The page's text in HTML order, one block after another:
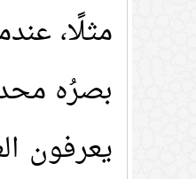
مثلًا،
بصرُه
يعرفون